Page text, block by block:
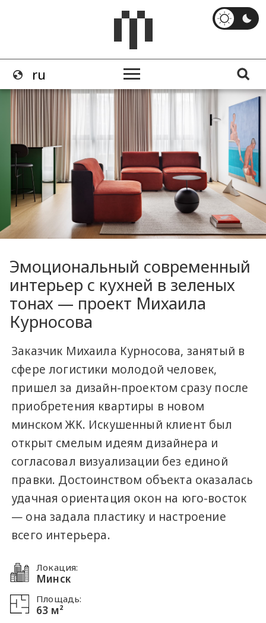
Эмоциональный современный
интерьер с кухней в зеленых
тонах — проект Михаила
Курносова
Заказчик Михаила Курносова, занятый в
сфере логистики молодой человек,
пришел за дизайн-проектом сразу после
приобретения квартиры в новом
минском ЖК. Искушенный клиент был
открыт смелым идеям дизайнера и
согласовал визуализации без единой
правки. Достоинством объекта оказалась
удачная ориентация окон на юго-восток
— она задала пластику и настроение
всего интерьера.
Локация:
Минск
Площадь:
63 м²